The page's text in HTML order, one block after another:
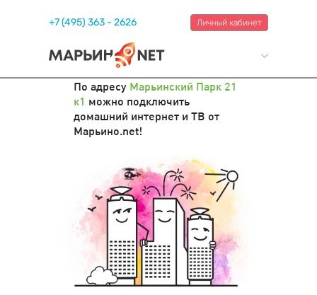
+7 (495) 363 - 2626 Личный кабинет
По адресу Марьинский Парк 21
к1 можно подключить
домашний интернет и ТВ от
Марьино.net!